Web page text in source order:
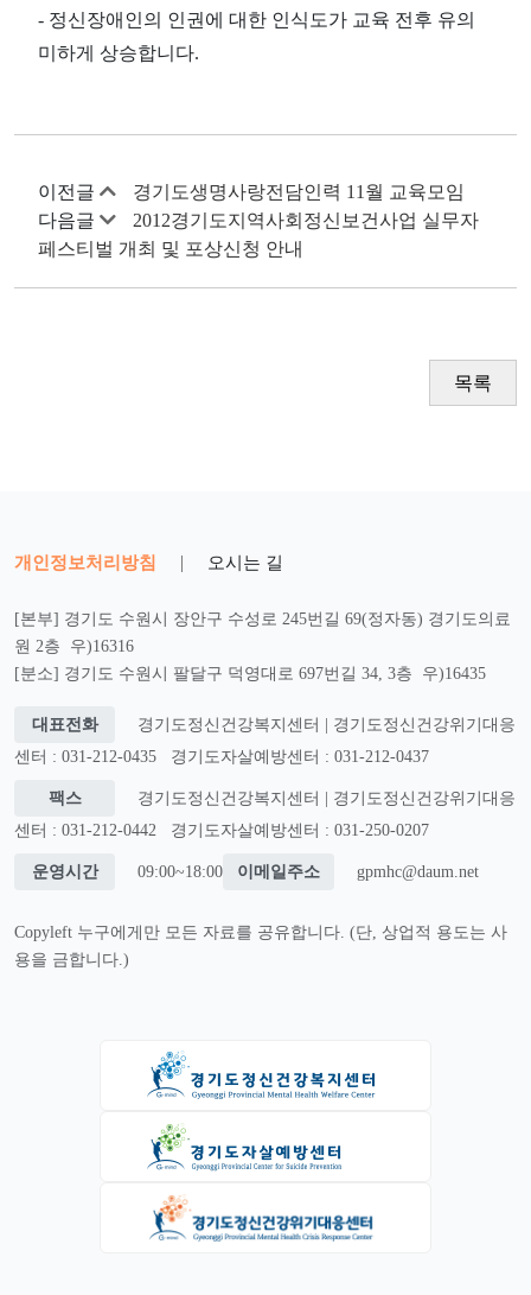
- 정신장애인의 인권에 대한 인식도가 교육 전후 유의
미하게 상승합니다.
이전글
경기도생명사랑전담인력 11월 교육모임
다음글
2012경기도지역사회정신보건사업 실무자
페스티벌 개최 및 포상신청 안내
목록
개인정보처리방침 | 오시는 길
[본부] 경기도 수원시 장안구 수성로 245번길 69(정자동) 경기도의료
원 2층 우)16316
[분소] 경기도 수원시 팔달구 덕영대로 697번길 34, 3층 우)16435
대표전화
경기도정신건강복지센터 | 경기도정신건강위기대응
센터 : 031-212-0435
경기도자살예방센터 : 031-212-0437
팩스
경기도정신건강복지센터 | 경기도정신건강위기대응
센터 : 031-212-0442
경기도자살예방센터 : 031-250-0207
운영시간 09:00~18:00 이메일주소 gpmhc@daum.net
Copyleft 누구에게만 모든 자료를 공유합니다. (단, 상업적 용도는 사
용을 금합니다.)